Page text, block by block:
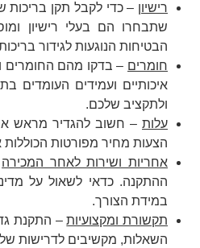
רישיון – כדי לקבל תקן בריכות
שתבחרו הם בעלי רישיון
הבטיחות הנוגעות לגידור
חומרים – בדקו מהם החומרים
איכותיים ועמידים העומדים
ולתקציב שלכם.
עלות – חשוב להגדיר מראש
הצעות מחיר מפורטות
אחריות ושירות לאחר המכירה
ההתקנה. כדאי לשאול על
במידת הצורך.
תקשורת ומקצועיות– התקנת
השאלות, מקשיבים לדרישות